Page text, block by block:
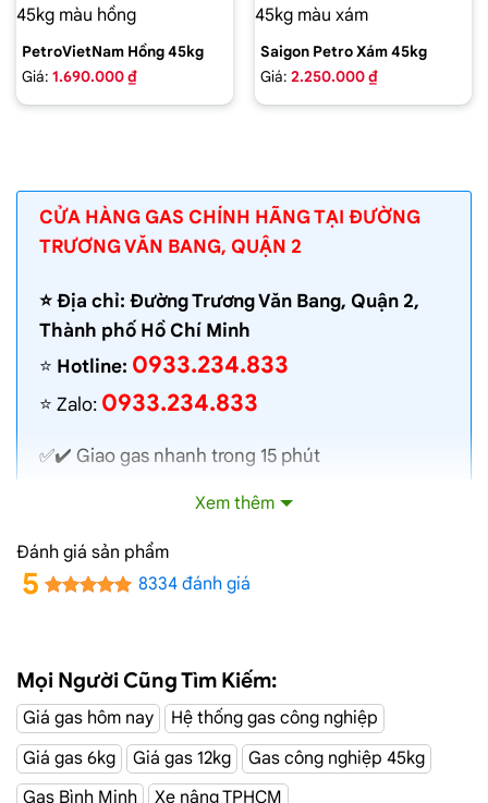
PetroVietNam Hồng 45kg
Giá: 1.690.000 ₫
Saigon Petro Xám 45kg
Giá: 2.250.000 ₫
CỬA HÀNG GAS CHÍNH HÃNG TẠI ĐƯỜNG
TRƯƠNG VĂN BANG, QUẬN 2
⭐️ Địa chỉ: Đường Trương Văn Bang, Quận 2,
Thành phố Hồ Chí Minh
⭐️ Hotline: 0933.234.833
⭐️ Zalo: 0933.234.833
✅✔️ Giao gas nhanh trong 15 phút
✅✔️ Gas đủ ký, chất lượng cao, bình gas được
kiểm định định kỳ
✅✔️ Bán gas đúng giá niêm yết trên web
✅✔️ Giao gas và lắp đặt miễn phí
Đại Lý Gas Đường Trương Văn Bang,
Quận 2
Xem thêm
Đánh giá sản phẩm
5 8334 đánh giá
Mọi Người Cũng Tìm Kiếm:
Giá gas hôm nay
Hệ thống gas công nghiệp
Giá gas 6kg
Giá gas 12kg
Gas công nghiệp 45kg
Gas Bình Minh
Xe nâng TPHCM